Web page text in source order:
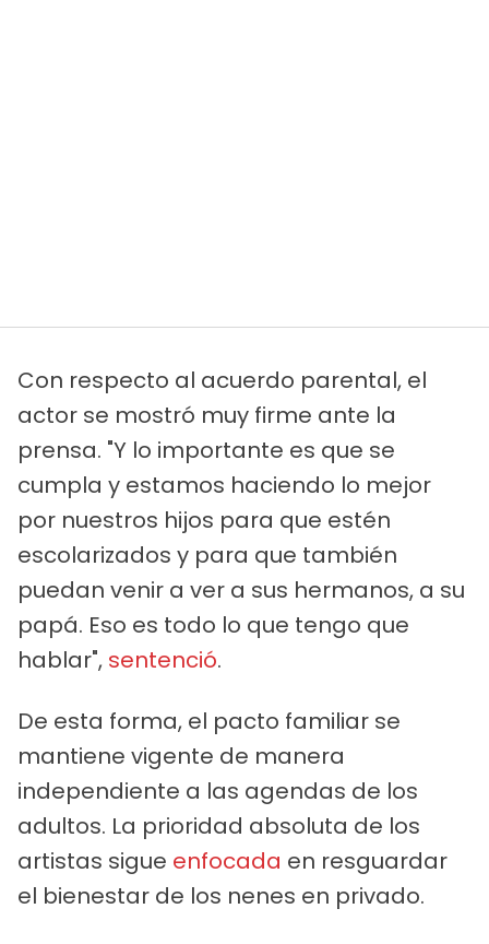
Con respecto al acuerdo parental, el
actor se mostró muy firme ante la
prensa. "Y lo importante es que se
cumpla y estamos haciendo lo mejor
por nuestros hijos para que estén
escolarizados y para que también
puedan venir a ver a sus hermanos, a su
papá. Eso es todo lo que tengo que
hablar", sentenció.
De esta forma, el pacto familiar se
mantiene vigente de manera
independiente a las agendas de los
adultos. La prioridad absoluta de los
artistas sigue enfocada en resguardar
el bienestar de los nenes en privado.